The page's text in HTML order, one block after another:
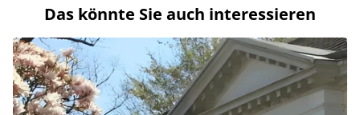
Das könnte Sie auch interessieren